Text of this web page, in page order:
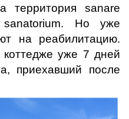
территория sanare
sanatorium. Но уже
на реабилитацию.
уже 7 дней
приехавший после